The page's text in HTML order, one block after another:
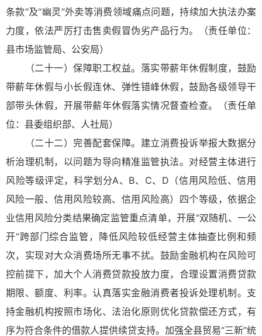
条款”及“幽灵”外卖等消费领域痛点问题，持续加大执法办案
力度，依法严厉打击售卖假冒伪劣产品行为。（责任单位：
县市场监管局、公安局）
（二十一）保障职工权益。落实带薪年休假制度，鼓励
带薪年休假与小长假连休、弹性错峰休假，鼓励各级领导干
部带头休假，开展带薪年休假落实情况督查检查。（责任单
位：县委组织部、人社局）
（二十二）完善配套保障。建立消费投诉举报大数据分
析治理机制，以问题为导向精准监管执法。对经营主体进行
风险等级评定，科学划分A、B、C、D（信用风险低、信用
风险一般、信用风险较高、信用风险高）四个等级，依据企
业信用风险分类结果确定监管重点清单，开展“双随机、一公
开”跨部门综合监管，降低风险较低经营主体抽查比例和频
次，实现对大众消费场所无事不扰。鼓励金融机构在风险可
控前提下，加大个人消费贷款投放力度，合理设置消费贷款
期限、额度、利率。认真落实金融消费者投诉处理机制。支
持金融机构按照市场化、法治化原则优化贷款偿还方式，有
序为符合条件的借款人提供续贷支持。加强全县贸易“三新”统